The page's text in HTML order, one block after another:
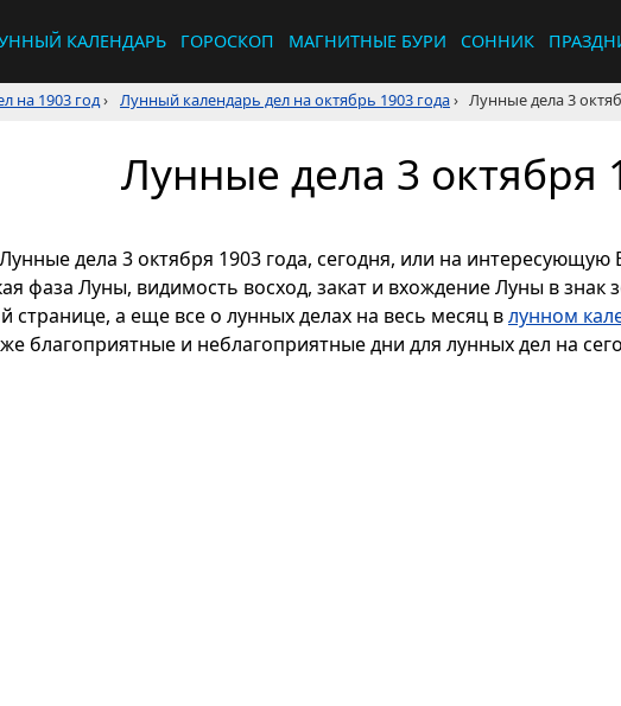
КАЛЕНДАРЬ ГОРОСКОП МАГНИТНЫЕ БУРИ СОННИК
на 1903 год› Лунный календарь дел на октябрь 1903 года› Лунные дела 3
Лунные дела 3 октября
Лунные дела 3 октября 1903 года, сегодня, или на интересующую
фаза Луны, видимость восход, закат и вхождение Луны в
странице, а еще все о лунных делах на весь месяц влунном
благоприятные и неблагоприятные дни для лунных дел на